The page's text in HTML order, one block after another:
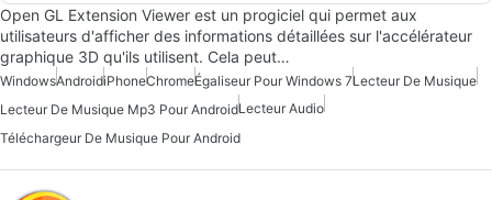
Open GL Extension Viewer est un progiciel qui permet aux
utilisateurs d'afficher des informations détaillées sur l'accélérateur
graphique 3D qu'ils utilisent. Cela peut…
WindowsAndroidiPhoneChromeÉgaliseur Pour Windows 7Lecteur De Musique
Lecteur De Musique Mp3 Pour AndroidLecteur Audio
Téléchargeur De Musique Pour Android